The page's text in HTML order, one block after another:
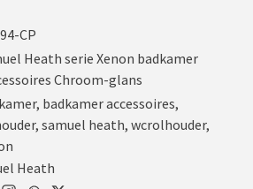
CP
Heath serie Xenon badkamer
Chroom-glans
, badkamer accessoires,
, samuel heath, wcrolhouder,
Heath